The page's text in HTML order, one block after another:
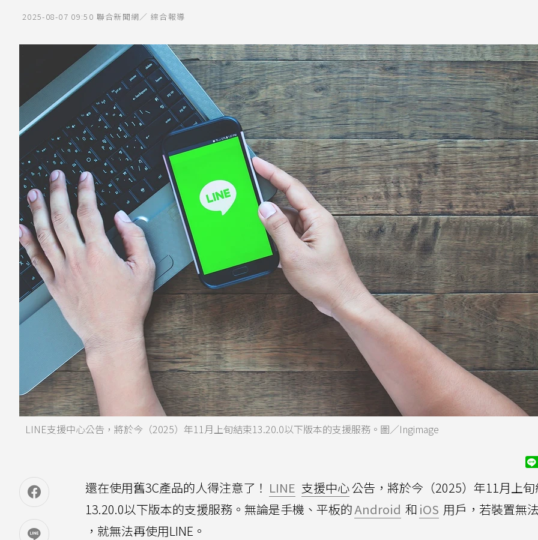
2025-08-07 09:50 聯合新聞網／ 綜合報導
LINE支援中心公告，將於今（2025）年11月上旬結束13.20.0以下版本的支援服務。圖／Ingimage
還在使用舊3C產品的人得注意了！ LINE 支援中心公告，將於今（2025）年11月上
13.20.0以下版本的支援服務。無論是手機、平板的Android 和 iOS 用戶，若裝置無
，就無法再使用LINE。